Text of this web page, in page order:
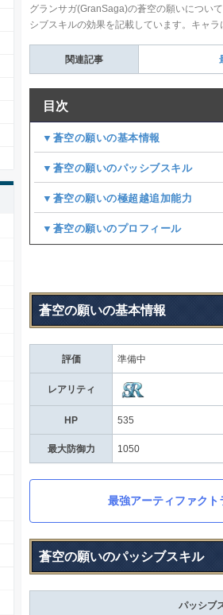
グランサガ(GranSaga)の蒼空の願いについ
シブスキルの効果を記載しています。キャラ
関連記事
目次
▼蒼空の願いの基本情報
▼蒼空の願いのパッシブスキル
▼蒼空の願いの極超越追加能力
▼蒼空の願いのプロフィール
蒼空の願いの基本情報
評価 準備中
レアリティ
HP 535
最大防御力 1050
最強アーティファクト
蒼空の願いのパッシブスキル
パッシブ